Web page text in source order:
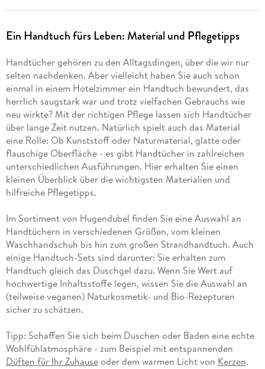
Ein Handtuch fürs Leben: Material und Pflegetipps
Handtücher gehören zu den Alltagsdingen, über die wir nur
selten nachdenken. Aber vielleicht haben Sie auch schon
einmal in einem Hotelzimmer ein Handtuch bewundert, das
herrlich saugstark war und trotz vielfachen Gebrauchs wie
neu wirkte? Mit der richtigen Pflege lassen sich Handtücher
über lange Zeit nutzen. Natürlich spielt auch das Material
eine Rolle: Ob Kunststoff oder Naturmaterial, glatte oder
flauschige Oberfläche - es gibt Handtücher in zahlreichen
unterschiedlichen Ausführungen. Hier erhalten Sie einen
kleinen Überblick über die wichtigsten Materialien und
hilfreiche Pflegetipps.
Im Sortiment von Hugendubel finden Sie eine Auswahl an
Handtüchern in verschiedenen Größen, vom kleinen
Waschhandschuh bis hin zum großen Strandhandtuch. Auch
einige Handtuch-Sets sind darunter: Sie erhalten zum
Handtuch gleich das Duschgel dazu. Wenn Sie Wert auf
hochwertige Inhaltsstoffe legen, wissen Sie die Auswahl an
(teilweise veganen) Naturkosmetik- und Bio-Rezepturen
sicher zu schätzen.
Tipp: Schaffen Sie sich beim Duschen oder Baden eine echte
Wohlfühlatmosphäre - zum Beispiel mit entspannenden
Düften für Ihr Zuhauseoder dem warmen Licht von Kerzen.